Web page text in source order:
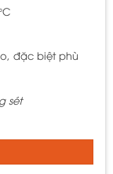
đặc biệt phù
sét